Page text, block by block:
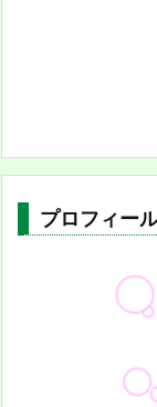
プロフィー